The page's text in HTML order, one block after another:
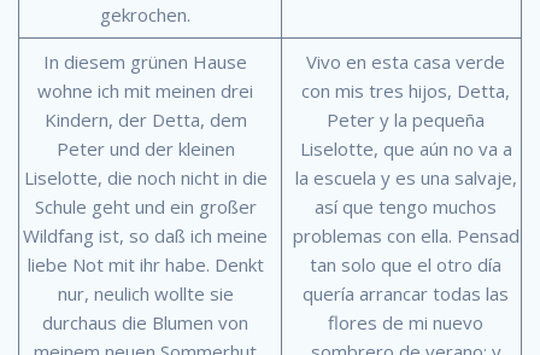
gekrochen.
In diesem grünen Hause
wohne ich mit meinen drei
Kindern, der Detta, dem
Peter und der kleinen
Liselotte, die noch nicht in die
Schule geht und ein großer
Wildfang ist, so daß ich meine
liebe Not mit ihr habe. Denkt
nur, neulich wollte sie
durchaus die Blumen von
Vivo en esta casa verde
con mis tres hijos, Detta,
Peter y la pequeña
Liselotte, que aún no va a
la escuela y es una salvaje,
así que tengo muchos
problemas con ella. Pensad
tan solo que el otro día
quería arrancar todas las
flores de mi nuevo